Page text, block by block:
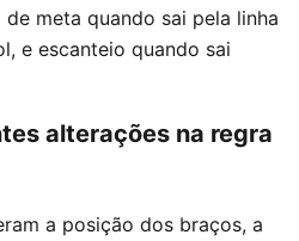
meta quando sai pela linha
e escanteio quando sai
alterações na regra
a posição dos braços, a